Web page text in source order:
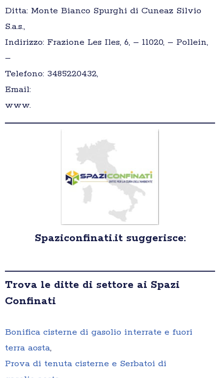
Ditta: Monte Bianco Spurghi di Cuneaz Silvio
S.a.s.,
Indirizzo: Frazione Les Iles, 6, – 11020, – Pollein,
–
Telefono: 3485220432,
Email:
www.
Spaziconfinati.it suggerisce:
Trova le ditte di settore ai Spazi
Confinati
Bonifica cisterne di gasolio interrate e fuori
terra aosta,
Prova di tenuta cisterne e Serbatoi di